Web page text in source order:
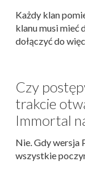
Każdy klan
klanu musi mieć
dołączyć do
Czy
trakcie
Immortal
Nie. Gdy wersja
wszystkie